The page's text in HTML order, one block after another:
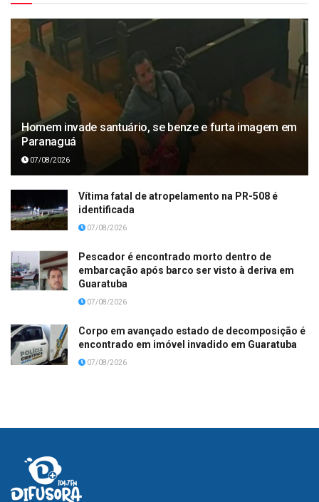
Homem invade santuário, se benze e furta imagem em
Paranaguá
07/08/2026
Vítima fatal de atropelamento na PR-508 é
identificada
07/08/2026
Pescador é encontrado morto dentro de
embarcação após barco ser visto à deriva em
Guaratuba
07/08/2026
Corpo em avançado estado de decomposição é
encontrado em imóvel invadido em Guaratuba
07/08/2026